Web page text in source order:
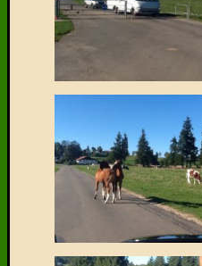
Facebook
Posted inArticles
Taggedbovistop,
Jura,
zwitserland